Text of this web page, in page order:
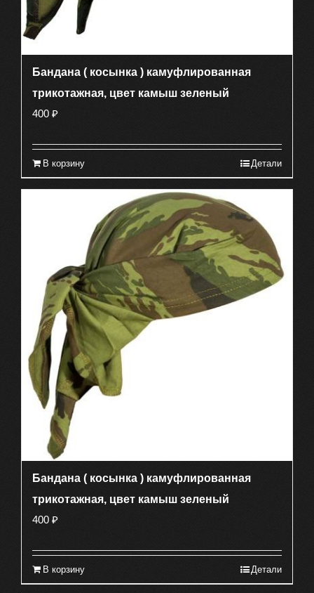
Бандана ( косынка ) камуфлированная
трикотажная, цвет камыш зеленый
400 ₽
В корзину Детали
Бандана ( косынка ) камуфлированная
трикотажная, цвет камыш зеленый
400 ₽
В корзину Детали